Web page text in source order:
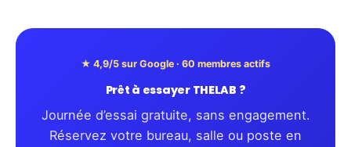
★ 4,9/5 sur Google · 60 membres actifs
Prêt à essayer THELAB ?
Journée d’essai gratuite, sans engagement.
Réservez votre bureau, salle ou poste en